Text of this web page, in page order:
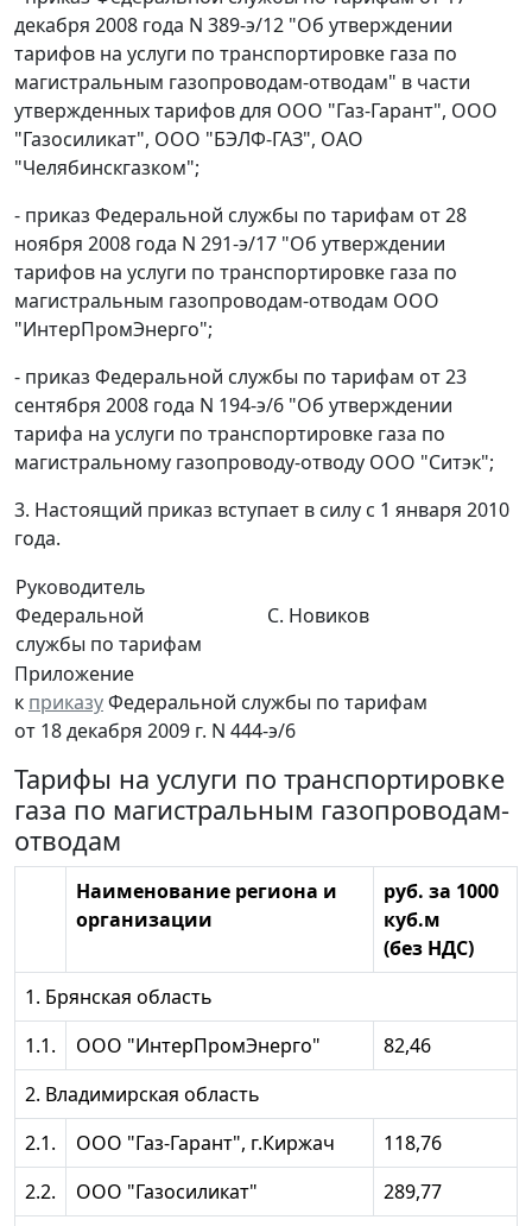
декабря 2008 года N 389-э/12 "Об утверждении
тарифов на услуги по транспортировке газа по
магистральным газопроводам-отводам" в части
утвержденных тарифов для ООО "Газ-Гарант", ООО
"Газосиликат", ООО "БЭЛФ-ГАЗ", ОАО
"Челябинскгазком";
- приказ Федеральной службы по тарифам от 28
ноября 2008 года N 291-э/17 "Об утверждении
тарифов на услуги по транспортировке газа по
магистральным газопроводам-отводам ООО
"ИнтерПромЭнерго";
- приказ Федеральной службы по тарифам от 23
сентября 2008 года N 194-э/6 "Об утверждении
тарифа на услуги по транспортировке газа по
магистральному газопроводу-отводу ООО "Ситэк";
3. Настоящий приказ вступает в силу с 1 января 2010
года.
Руководитель
Федеральной
службы по тарифам
С. Новиков
Приложение
к приказуФедеральной службы по тарифам
от 18 декабря 2009 г. N 444-э/6
Тарифы на услуги по транспортировке
газа по магистральным газопроводам-
отводам
Наименование региона и
организации
руб. за 1000
куб.м
(без НДС)
1. Брянская область
1.1.
ООО "ИнтерПромЭнерго"
82,46
2. Владимирская область
2.1.
ООО "Газ-Гарант", г.Киржач
118,76
2.2.
ООО "Газосиликат"
289,77